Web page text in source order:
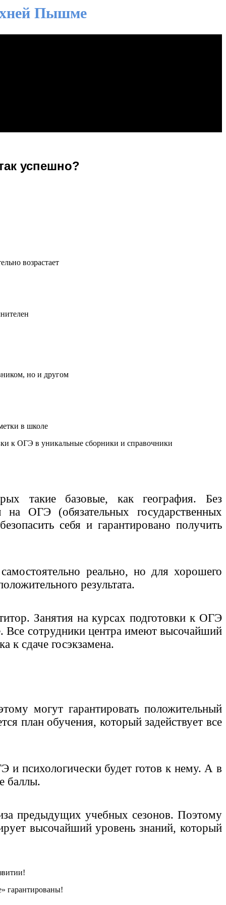
Пышме
успешно?
возрастает
но и другом
в школе
к ОГЭ в уникальные сборники и справочники
такие базовые, как география. Без
ОГЭ (обязательных государственных
себя и гарантировано получить
реально, но для хорошего
результата.
Занятия на курсах подготовки к ОГЭ
Все сотрудники центра имеют высочайший
к сдаче госэкзамена.
могут гарантировать положительный
план обучения, который задействует все
и психологически будет готов к нему. А в
баллы.
предыдущих учебных сезонов. Поэтому
высочайший уровень знаний, который
гарантированы!